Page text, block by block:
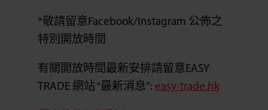
*敬請留意Facebook/Instagram 公佈之
特別開放時間
有關開放時間最新安排請留意EASY
TRADE 網站 “最新消息”: easy-trade.hk